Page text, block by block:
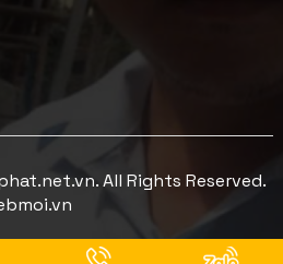
All Rights Reserved.